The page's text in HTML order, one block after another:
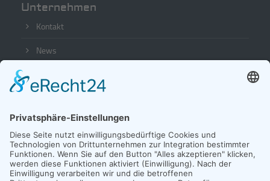
Unternehmen
Kontakt
News
Downloads
Team
Kundenzugang